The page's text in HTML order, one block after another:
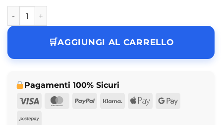
Funko Pop Zombie Hunter Spidey Marvel What If N° 945
AGGIUNGI AL CARRELLO
Pagamenti 100% Sicuri
Visa
MasterCard
PayPalKlarna Apple Google
Postepay